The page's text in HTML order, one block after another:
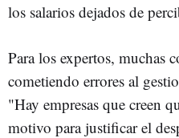
los salarios dejados de
Para los expertos, muchas
cometiendo errores al
"Hay empresas que creen
motivo para justificar el